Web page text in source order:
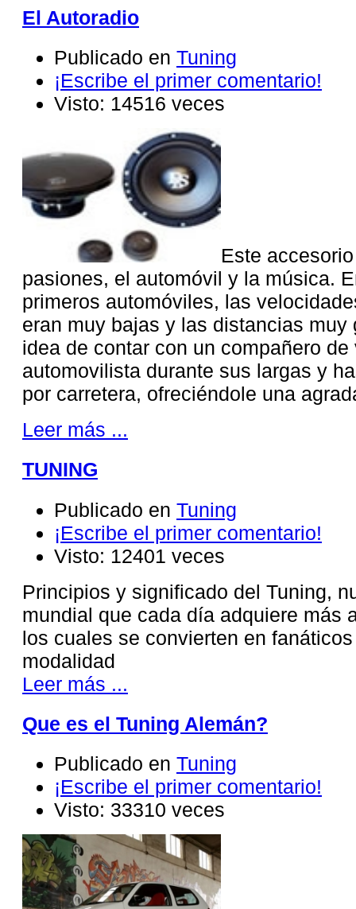
El Autoradio
Publicado en Tuning
¡Escribe el primer comentario!
Visto: 14516 veces
Este
pasiones, el automóvil y la música.
primeros automóviles, las
eran muy bajas y las distancias
idea de contar con un compañero
automovilista durante sus largas y
por carretera, ofreciéndole una
Leer más ...
TUNING
Publicado en Tuning
¡Escribe el primer comentario!
Visto: 12401 veces
Principios y significado del Tuning,
mundial que cada día adquiere más
los cuales se convierten en
modalidad
Leer más ...
Que es el Tuning Alemán?
Publicado en Tuning
¡Escribe el primer comentario!
Visto: 33310 veces